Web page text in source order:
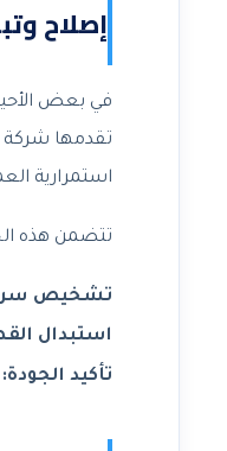
إصلاح
في بعض
تقدمها شركة
استمرارية
تتضمن هذه
تشخيص
استبدال
تأكيد الجودة: